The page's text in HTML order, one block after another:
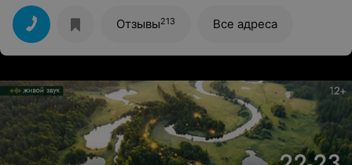
эту коробку, фанта чистая вода... бургеры ужасные ,
котлеты спаленые....Отзывы213 Все адреса